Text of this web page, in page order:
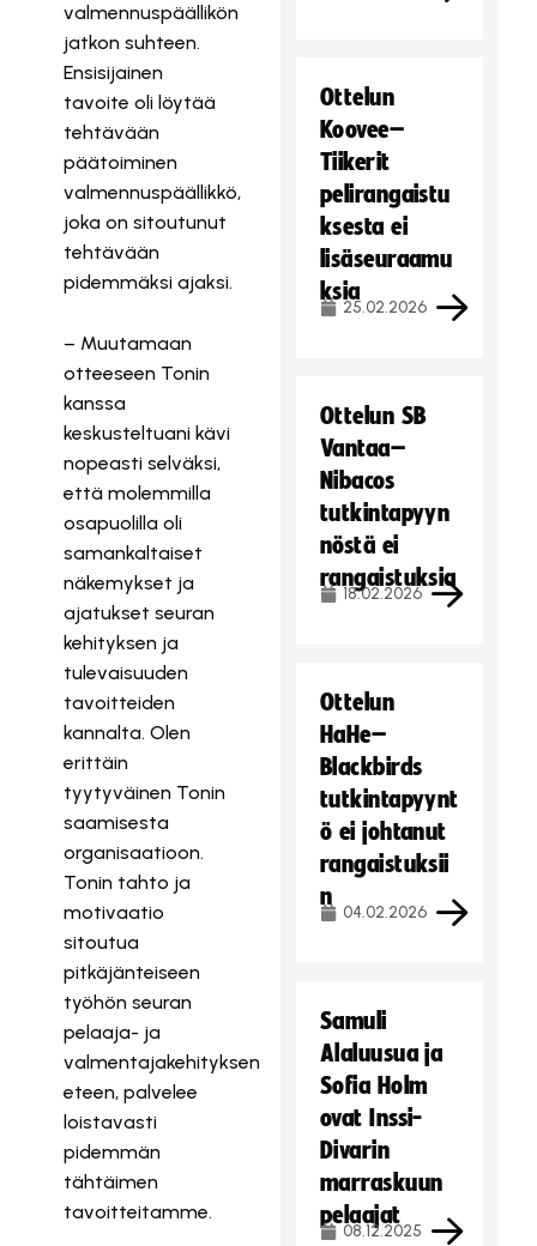
valmennuspäällikön
jatkon suhteen.
Ensisijainen
tavoite oli löytää
tehtävään
päätoiminen
valmennuspäällikkö,
joka on sitoutunut
tehtävään
pidemmäksi ajaksi.
– Muutamaan
otteeseen Tonin
kanssa
keskusteltuani kävi
nopeasti selväksi,
että molemmilla
osapuolilla oli
samankaltaiset
näkemykset ja
ajatukset seuran
kehityksen ja
tulevaisuuden
tavoitteiden
kannalta. Olen
erittäin
tyytyväinen Tonin
saamisesta
organisaatioon.
Tonin tahto ja
motivaatio
sitoutua
pitkäjänteiseen
työhön seuran
pelaaja- ja
valmentajakehityksen
eteen, palvelee
loistavasti
pidemmän
tähtäimen
tavoitteitamme.
Ottelun
Koovee–
Tiikerit
pelirangaistu
ksesta ei
lisäseuraamu
ksia
25.02.2026
Ottelun SB
Vantaa–
Nibacos
tutkintapyyn
nöstä ei
rangaistuksia
18.02.2026
Ottelun
HaHe–
Blackbirds
tutkintapyynt
ö ei johtanut
rangaistuksii
n
04.02.2026
Samuli
Alaluusua ja
Sofia Holm
ovat Inssi-
Divarin
marraskuun
pelaajat
08.12.2025